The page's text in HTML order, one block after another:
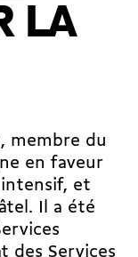
LA
membre du
en faveur
intensif, et
Il a été
des Services